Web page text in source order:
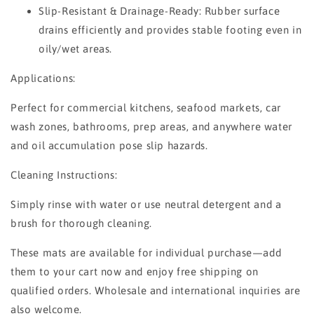
Slip-Resistant & Drainage-Ready: Rubber surface
drains efficiently and provides stable footing even in
oily/wet areas.
Applications:
Perfect for commercial kitchens, seafood markets, car
wash zones, bathrooms, prep areas, and anywhere water
and oil accumulation pose slip hazards.
Cleaning Instructions:
Simply rinse with water or use neutral detergent and a
brush for thorough cleaning.
These mats are available for individual purchase—add
them to your cart now and enjoy free shipping on
qualified orders. Wholesale and international inquiries are
also welcome.